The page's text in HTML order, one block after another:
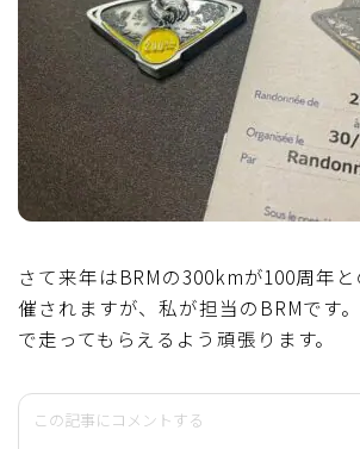
さて来年はBRMの300kmが100周年
催されますが、私が担当のBRMです
で走ってもらえるよう頑張ります。